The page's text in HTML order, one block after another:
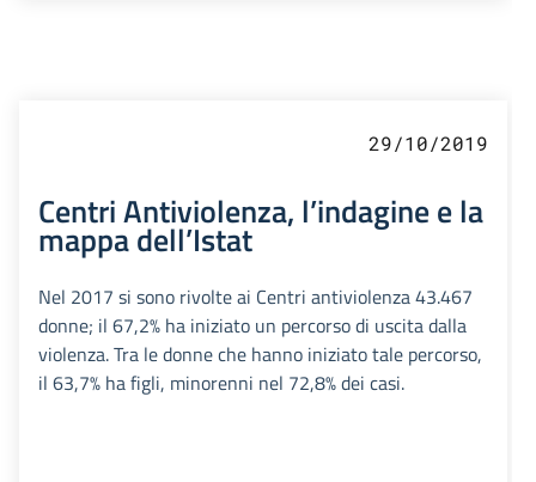
29/10/2019
Centri Antiviolenza, l’indagine e la
mappa dell’Istat
Nel 2017 si sono rivolte ai Centri antiviolenza 43.467
donne; il 67,2% ha iniziato un percorso di uscita dalla
violenza. Tra le donne che hanno iniziato tale percorso,
il 63,7% ha figli, minorenni nel 72,8% dei casi.